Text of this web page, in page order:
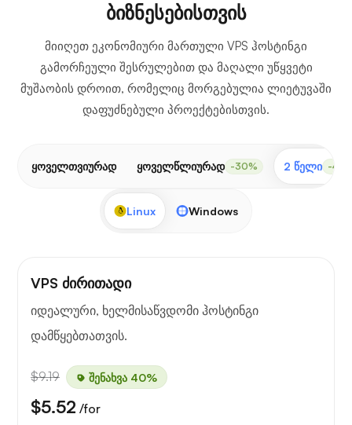
ბიზნესებისთვის
მიიღეთ ეკონომიური მართული VPS ჰოსტინგი
გამორჩეული შესრულებით და მაღალი უწყვეტი
მუშაობის დროით, რომელიც მორგებულია ლიეტუვაში
დაფუძნებული პროექტებისთვის.
ყოველთვიურად ყოველწლიურად -30% 2 წელი -
Linux Windows
VPS ძირითადი
იდეალური, ხელმისაწვდომი ჰოსტინგი
დამწყებთათვის.
$9.19 შენახვა 40%
$5.52 /for